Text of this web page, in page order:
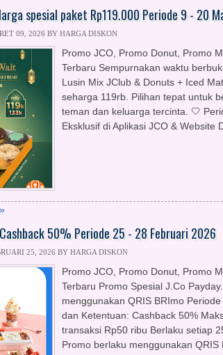
spesial paket Rp119.000 Periode 9 - 20
09, 2026 BY HARGA DISKON
Promo JCO, Promo Donut, Promo
Terbaru Sempurnakan waktu
Lusin Mix JClub & Donuts + Iced
seharga 119rb. Pilihan tepat untuk
teman dan keluarga tercinta. 🤍
Eksklusif di Aplikasi JCO & Website
50% Periode 25 - 28 Februari 2026
25, 2026 BY HARGA DISKON
Promo JCO, Promo Donut, Promo
Terbaru Promo Spesial J.Co
menggunakan QRIS BRImo
dan Ketentuan: Cashback 50%
transaksi Rp50 ribu Berlaku setiap
Promo berlaku menggunakan QRIS